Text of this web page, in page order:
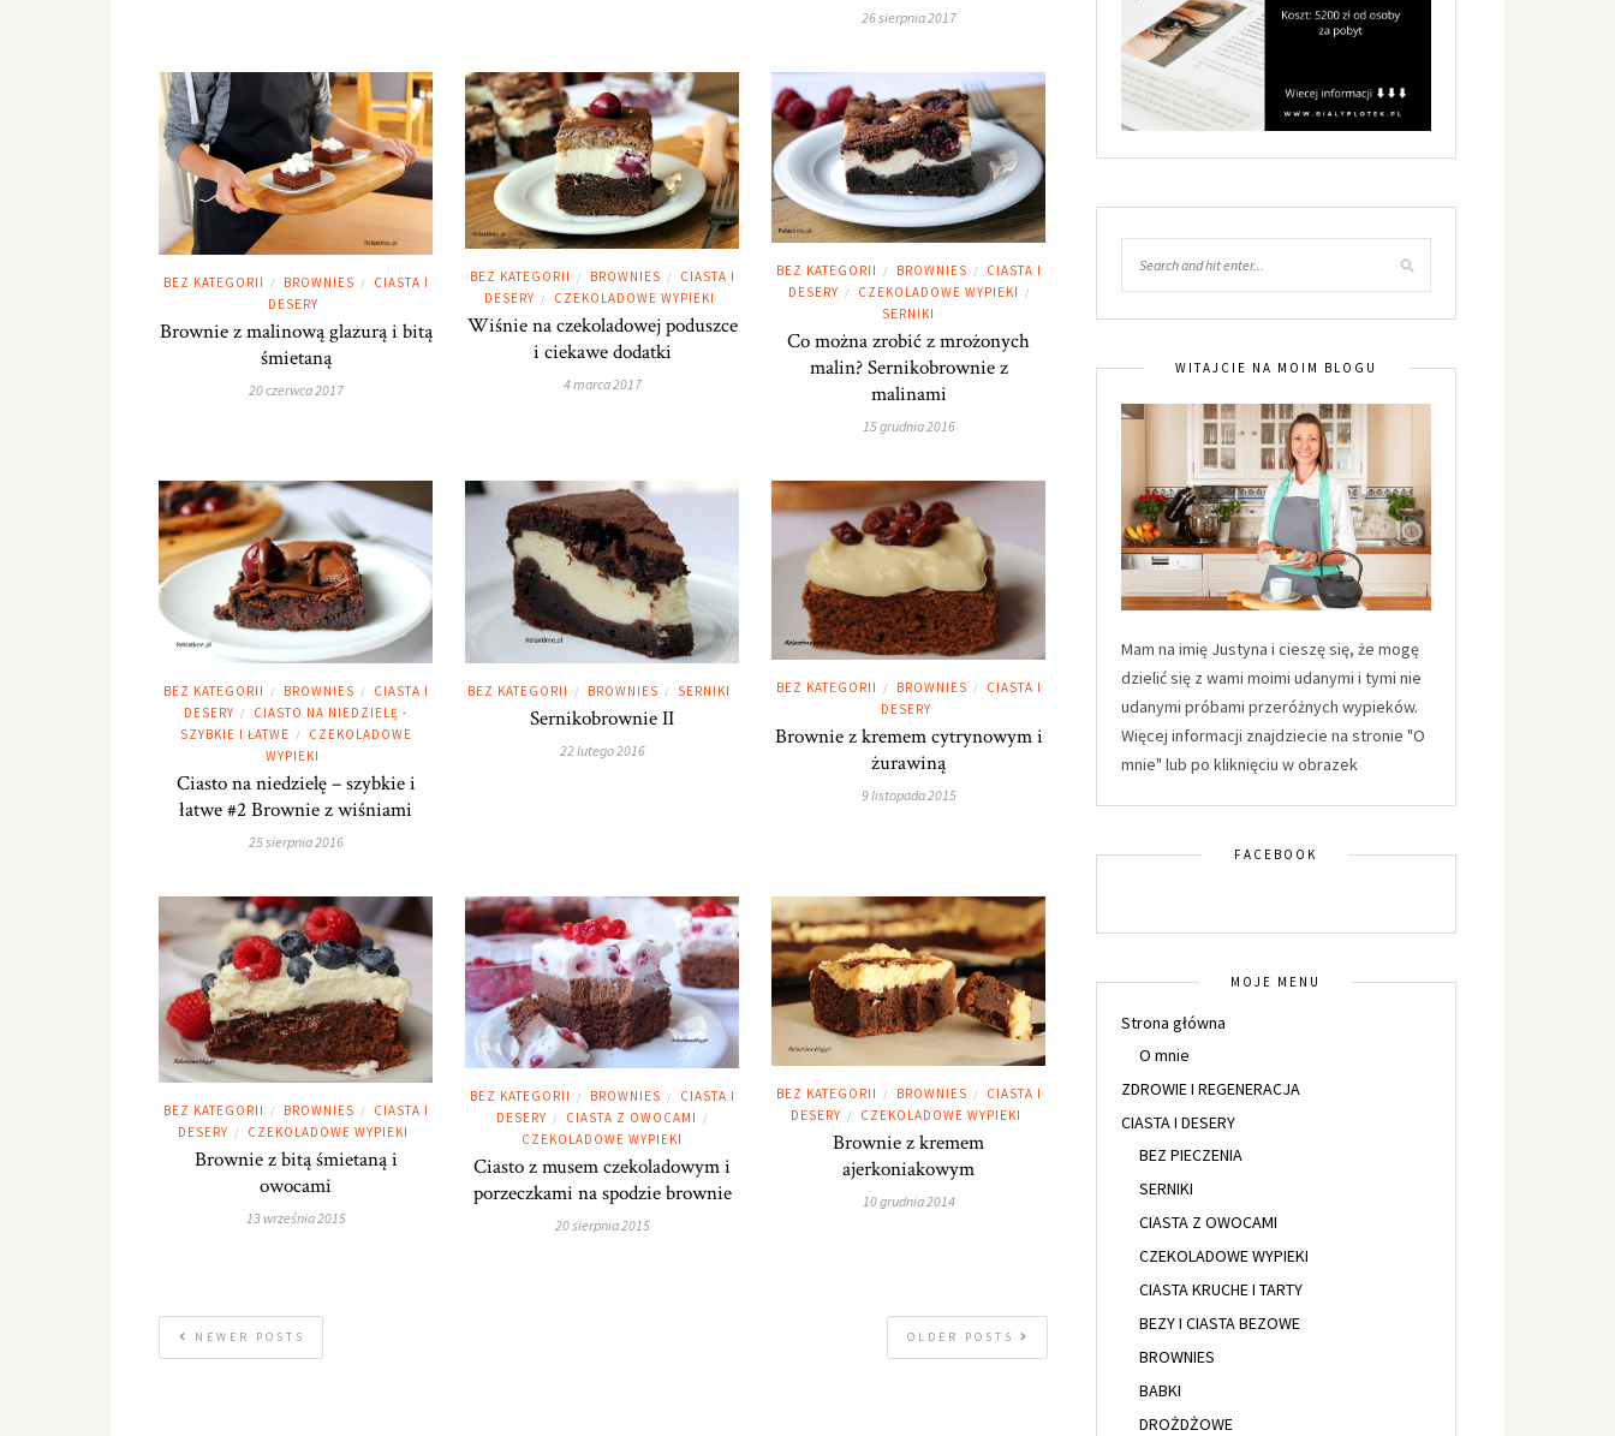
26 sierpnia 2017
BEZ KATEGORII / BROWNIES /
CIASTA I
DESERY
Brownie z malinową glazurą i bitą
śmietaną
20 czerwca 2017
BEZ KATEGORII / BROWNIES /
CIASTA I
DESERY / CZEKOLADOWE WYPIEKI
Wiśnie na czekoladowej poduszce
i ciekawe dodatki
4 marca 2017
BEZ KATEGORII / BROWNIES /
CIASTA I
DESERY / CZEKOLADOWE WYPIEKI /
SERNIKI
Co można zrobić z mrożonych
malin? Sernikobrownie z
malinami
15 grudnia 2016
BEZ KATEGORII / BROWNIES /
CIASTA I
DESERY /
CIASTO NA NIEDZIELĘ -
SZYBKIE I ŁATWE /
CZEKOLADOWE
WYPIEKI
Ciasto na niedzielę – szybkie i
łatwe #2 Brownie z wiśniami
25 sierpnia 2016
BEZ KATEGORII / BROWNIES / SERNIKI
Sernikobrownie II
22 lutego 2016
BEZ KATEGORII / BROWNIES /
CIASTA I
DESERY
Brownie z kremem cytrynowym i
żurawiną
9 listopada 2015
BEZ KATEGORII / BROWNIES /
CIASTA I
DESERY / CZEKOLADOWE WYPIEKI
Brownie z bitą śmietaną i
owocami
13 września 2015
BEZ KATEGORII / BROWNIES /
CIASTA I
DESERY / CIASTA Z OWOCAMI /
CZEKOLADOWE WYPIEKI
Ciasto z musem czekoladowym i
porzeczkami na spodzie brownie
20 sierpnia 2015
BEZ KATEGORII / BROWNIES /
CIASTA I
DESERY / CZEKOLADOWE WYPIEKI
Brownie z kremem
ajerkoniakowym
10 grudnia 2014
OLDER POSTS
NEWER POSTS
WITAJCIE NA MOIM BLOGU
Mam na imię Justyna i cieszę się, że mogę
dzielić się z wami moimi udanymi i tymi nie
udanymi próbami przeróżnych wypieków.
Więcej informacji znajdziecie na stronie "O
mnie" lub po kliknięciu w obrazek
FACEBOOK
MOJE MENU
Strona główna
O mnie
ZDROWIE I REGENERACJA
CIASTA I DESERY
BEZ PIECZENIA
SERNIKI
CIASTA Z OWOCAMI
CZEKOLADOWE WYPIEKI
CIASTA KRUCHE I TARTY
BEZY I CIASTA BEZOWE
BROWNIES
BABKI
DROŻDŻOWE